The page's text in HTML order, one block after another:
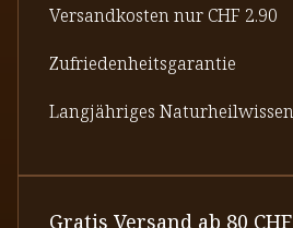
Versandkosten nur CHF 2.90
Zufriedenheitsgarantie
Langjähriges Naturheilwissen
Gratis Versand ab 80 CHF